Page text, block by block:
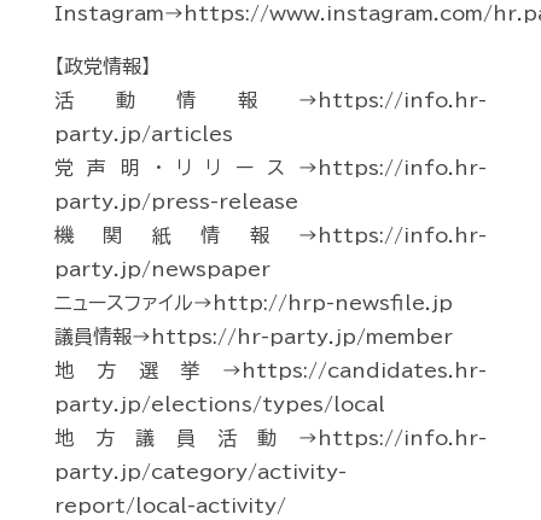
Instagram→https://www.instagram.com/
【政党情報】
活動情報→https://info.hr-
party.jp/articles
党声明・リリース→https://info.hr-
party.jp/press-release
機関紙情報→https://info.hr-
party.jp/newspaper
ニュースファイル→http://hrp-newsfile.jp
議員情報→https://hr-party.jp/member
地方選挙→https://candidates.hr-
party.jp/elections/types/local
地方議員活動→https://info.hr-
party.jp/category/activity-
report/local-activity/